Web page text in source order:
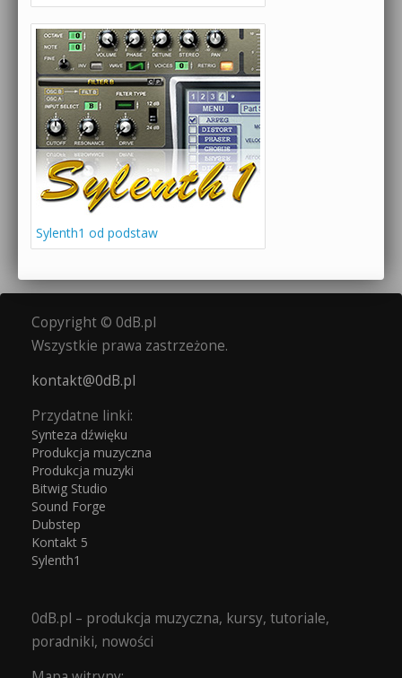
Sylenth1 od podstaw
Copyright © 0dB.pl
Wszystkie prawa zastrzeżone.
kontakt@0dB.pl
Przydatne linki:
Synteza dźwięku
Produkcja muzyczna
Produkcja muzyki
Bitwig Studio
Sound Forge
Dubstep
Kontakt 5
Sylenth1
0dB.pl – produkcja muzyczna, kursy, tutoriale,
poradniki, nowości